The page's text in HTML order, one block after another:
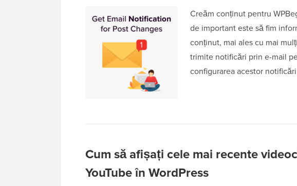
Creăm conținut pentru
de important este să fim
conținut, mai ales cu mai
trimite notificări prin e-mail
configurarea acestor
Cum să afișați cele mai recente
YouTube în WordPress